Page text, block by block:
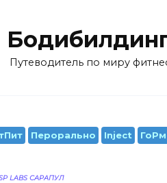
Путеводитель по миру
Перорально Inject
LABS САРАПУЛ